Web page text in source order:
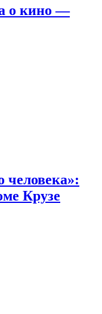
о кино —
человека»:
Крузе